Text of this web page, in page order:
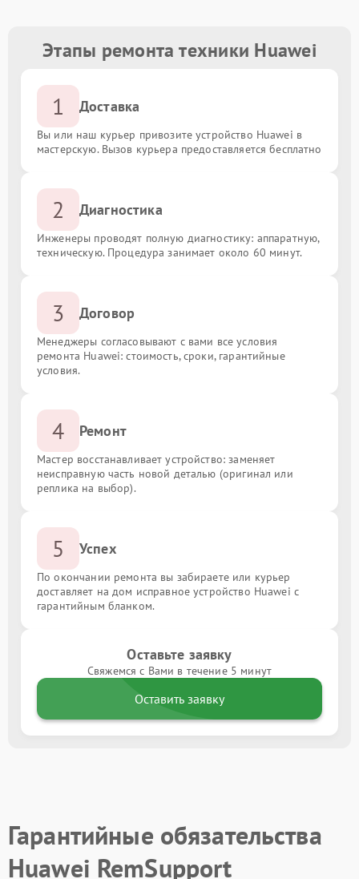
Этапы ремонта техники Huawei
1 Доставка
Вы или наш курьер привозите устройство Huawei в
мастерскую. Вызов курьера предоставляется бесплатно
2 Диагностика
Инженеры проводят полную диагностику: аппаратную,
техническую. Процедура занимает около 60 минут.
3 Договор
Менеджеры согласовывают с вами все условия
ремонта Huawei: стоимость, сроки, гарантийные
условия.
4 Ремонт
Мастер восстанавливает устройство: заменяет
неисправную часть новой деталью (оригинал или
реплика на выбор).
5 Успех
По окончании ремонта вы забираете или курьер
доставляет на дом исправное устройство Huawei с
гарантийным бланком.
Оставьте заявку
Свяжемся с Вами в течение 5 минут
Оставить заявку
Гарантийные обязательства
Huawei RemSupport